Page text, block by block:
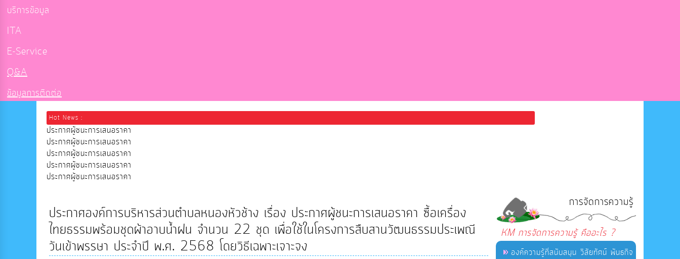
บริการข้อมูล
ITA
E-Service
Q&A
ข้อมูลการติดต่อ
Hot News :
ประกาศผู้ชนะการเสนอราคา
ประกาศผู้ชนะการเสนอราคา
ประกาศผู้ชนะการเสนอราคา
ประกาศผู้ชนะการเสนอราคา
ประกาศผู้ชนะการเสนอราคา
ประกาศองค์การบริหารส่วนตำบลหนองหัวช้าง เรื่อง ประกาศผู้ชนะการเสนอราคา ซื้อเครื่อง
ไทยธรรมพร้อมชุดผ้าอาบน้ำฝน จำนวน 22 ชุด เพื่อใช้ในโครงการสืบสานวัฒนธรรมประเพณี
วันเข้าพรรษา ประจำปี พ.ศ. 2568 โดยวิธีเฉพาะเจาะจง
การจัดการความรู้
KM การจัดการความรู้ คืออะไร ?
องค์ความรู้ที่สนับสนุน วิสัยทัศน์ พันธกิจ